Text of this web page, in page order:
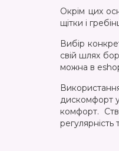
Окрім цих
щітки і
Вибір
свій шлях
можна в
дискомфорт
комфорт.